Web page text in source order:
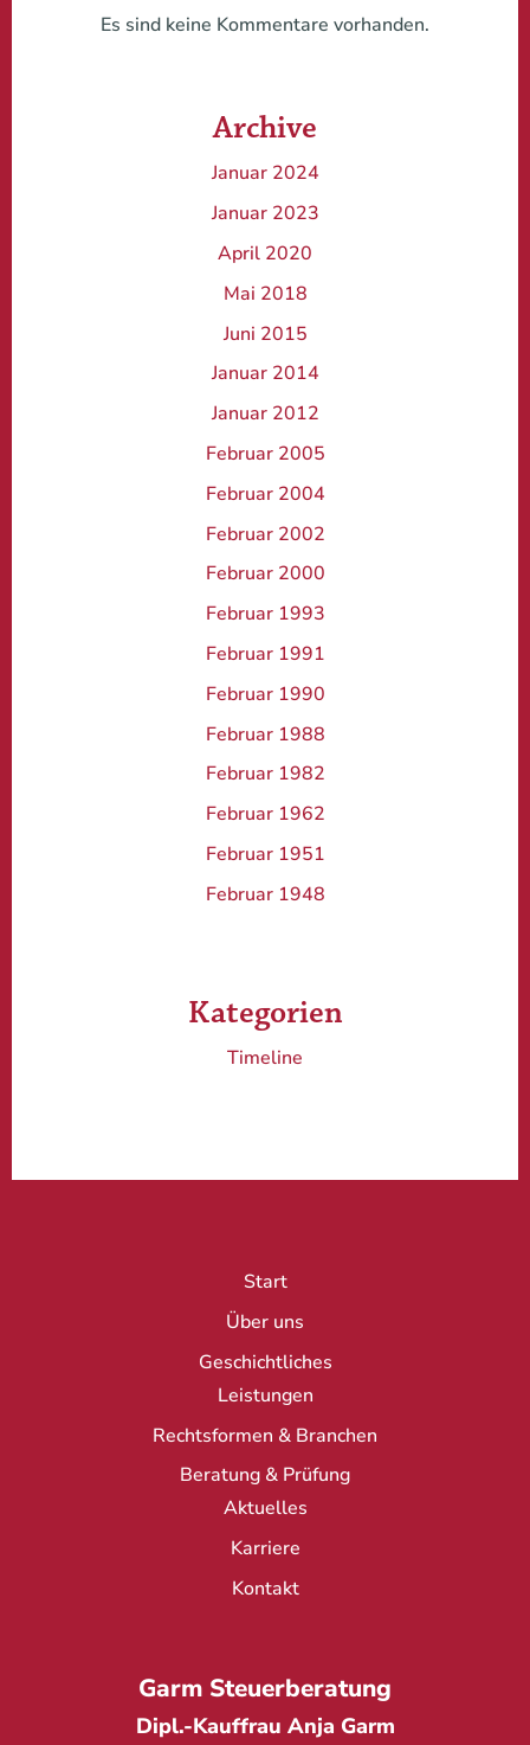
Es sind keine Kommentare vorhanden.
Archive
Januar 2024
Januar 2023
April 2020
Mai 2018
Juni 2015
Januar 2014
Januar 2012
Februar 2005
Februar 2004
Februar 2002
Februar 2000
Februar 1993
Februar 1991
Februar 1990
Februar 1988
Februar 1982
Februar 1962
Februar 1951
Februar 1948
Kategorien
Timeline
Start
Über uns
Geschichtliches
Leistungen
Rechtsformen & Branchen
Beratung & Prüfung
Aktuelles
Karriere
Kontakt
Garm Steuerberatung
Dipl.-Kauffrau Anja Garm